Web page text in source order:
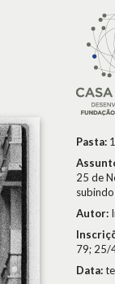
Pasta:
25 de
Autor:
79; 25/
Data: